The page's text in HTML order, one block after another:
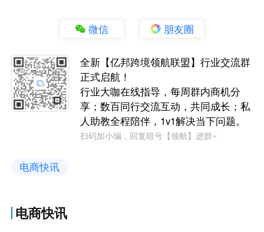
微信 朋友圈
全新【亿邦跨境领航联盟】行业交流群
正式启航！
行业大咖在线指导，每周群内商机分
享；数百同行交流互动，共同成长；私
人助教全程陪伴，1v1解决当下问题。
扫码加小编，回复暗号【领航】进群~
电商快讯
电商快讯